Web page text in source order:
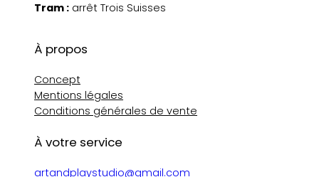
Tram : arrêt Trois Suisses
À propos
Concept
Mentions légales
Conditions générales de vente
À votre service
artandplaystudio@gmail.com